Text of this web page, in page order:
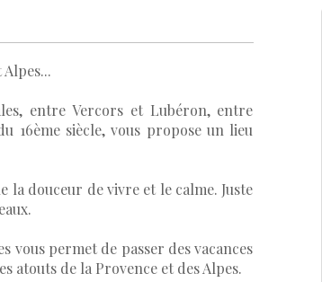
entre Vercors et Lubéron, entre
16ème siècle, vous propose un lieu
douceur de vivre et le calme. Juste
vous permet de passer des vacances
atouts de la Provence et des Alpes.